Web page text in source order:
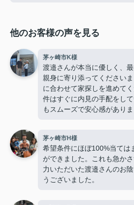
他のお客様の声を見る
茅ヶ崎市K様
渡邉さんが本当に優しく、
親身に寄り添ってください
に合わせて家探しを進めて
件はすぐに内見の手配をし
もスムーズで安心感がありま
寧に接してくださり、「営
て親切な方がいるんだ」と
た。子どももすっかり懐い
わってきました。
茅ヶ崎市H様
希望条件にほぼ100%当ては
ができました。これも急か
力いただいた渡邉さんのお
うございました。